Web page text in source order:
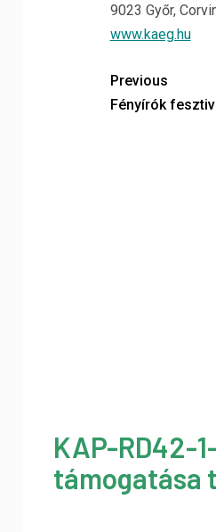
9023 Győr,
www.kaeg.hu
Previous
Fényírók
KAP-RD42-
támogatása